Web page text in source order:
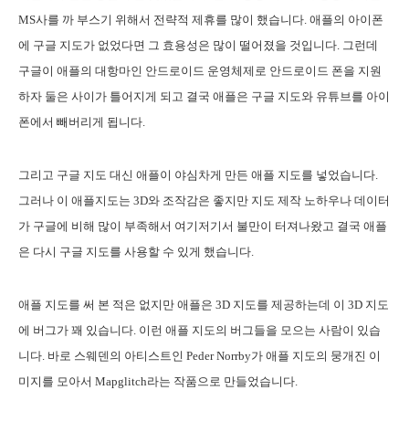
MS사를 까 부스기 위해서 전략적 제휴를 많이 했습니다. 애플의 아이폰
에 구글 지도가 없었다면 그 효용성은 많이 떨어졌을 것입니다. 그런데
구글이 애플의 대항마인 안드로이드 운영체제로 안드로이드 폰을 지원
하자 둘은 사이가 틀어지게 되고 결국 애플은 구글 지도와 유튜브를 아이
폰에서 빼버리게 됩니다.
그리고 구글 지도 대신 애플이 야심차게 만든 애플 지도를 넣었습니다.
그러나 이 애플지도는 3D와 조작감은 좋지만 지도 제작 노하우나 데이터
가 구글에 비해 많이 부족해서 여기저기서 불만이 터져나왔고 결국 애플
은 다시 구글 지도를 사용할 수 있게 했습니다.
애플 지도를 써 본 적은 없지만 애플은 3D 지도를 제공하는데 이 3D 지도
에 버그가 꽤 있습니다. 이런 애플 지도의 버그들을 모으는 사람이 있습
니다. 바로 스웨덴의 아티스트인 Peder Norrby가 애플 지도의 뭉개진 이
미지를 모아서 Mapglitch라는 작품으로 만들었습니다.